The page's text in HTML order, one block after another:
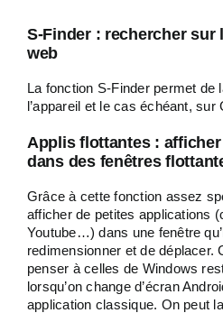
S-Finder : rechercher sur
web
La fonction S-Finder permet de
l’appareil et le cas échéant, sur
Applis flottantes :
dans des fenêtres
Grâce à cette fonction assez
afficher de petites applications
Youtube…) dans une fenêtre
redimensionner et de déplacer.
penser à celles de Windows
lorsqu’on change d’écran
application classique. On peut